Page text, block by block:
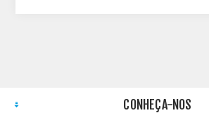
CONHEÇA-NOS